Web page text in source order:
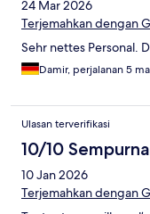
24 Mar 2026
Terjemahkan dengan
Sehr nettes Personal.
Damir, perjalanan 5
Ulasan terverifikasi
10/10 Sempurna
10 Jan 2026
Terjemahkan dengan